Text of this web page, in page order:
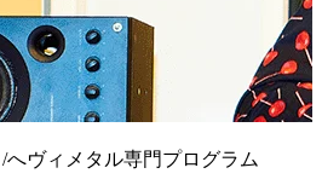
ヴィメタル専門プログラム